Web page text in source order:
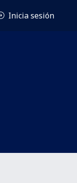
Inicia sesión